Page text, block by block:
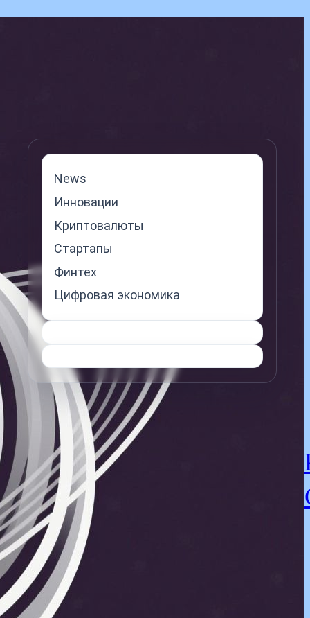
News
Инновации
Криптовалюты
Стартапы
Финтех
Цифровая экономика